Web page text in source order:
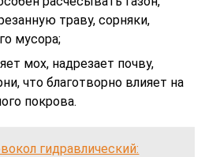
траву, сорняки,
мусора;
мох, надрезает почву,
что благотворно влияет на
покрова.
гидравлический: